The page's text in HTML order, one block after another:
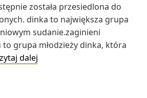
została przesiedlona do
dinka to największa grupa
sudanie.zaginieni
to grupa młodzieży dinka, która
dalej